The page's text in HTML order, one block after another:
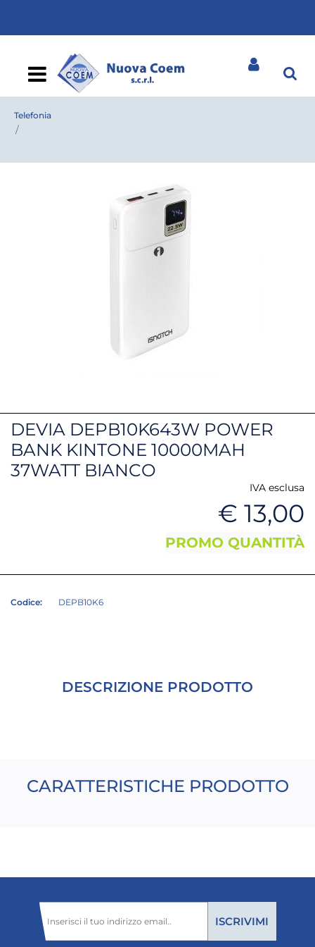
Open
Telefonia
DEVIA DEPB10K643W POWER
BANK KINTONE 10000MAH
37WATT BIANCO
IVA esclusa
€ 13,00
PROMO QUANTITÀ
Codice: DEPB10K6
DESCRIZIONE PRODOTTO
CARATTERISTICHE PRODOTTO